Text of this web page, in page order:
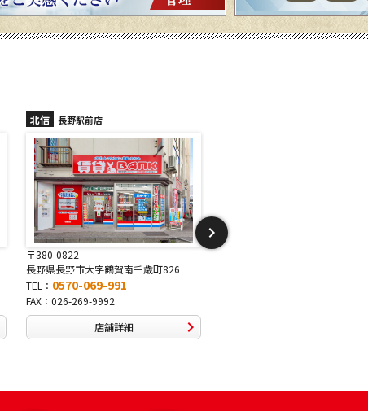
町826
北信
長野県長野市稲里1-5-25
TEL：0570-067-878
FAX：026-286-7888